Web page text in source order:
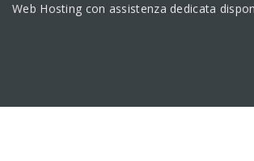
Web Hosting con assistenza dedicata